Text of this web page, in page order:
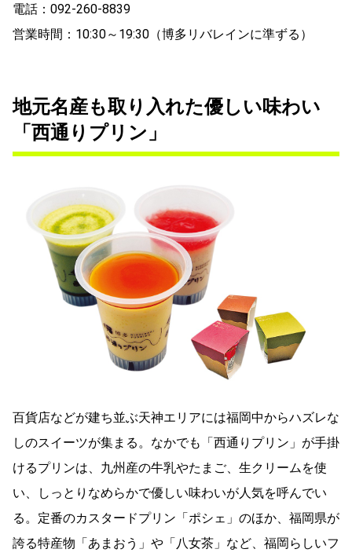
電話：092-260-8839
営業時間：10:30～19:30（博多リバレインに準ずる）
地元名産も取り入れた優しい味わい
「西通りプリン」
百貨店などが建ち並ぶ天神エリアには福岡中からハズレな
しのスイーツが集まる。なかでも「西通りプリン」が手掛
けるプリンは、九州産の牛乳やたまご、生クリームを使
い、しっとりなめらかで優しい味わいが人気を呼んでい
る。定番のカスタードプリン「ポシェ」のほか、福岡県が
誇る特産物「あまおう」や「八女茶」など、福岡らしいフ